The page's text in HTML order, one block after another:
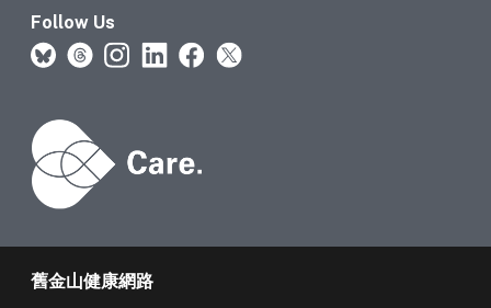
Follow Us
舊金山健康網路